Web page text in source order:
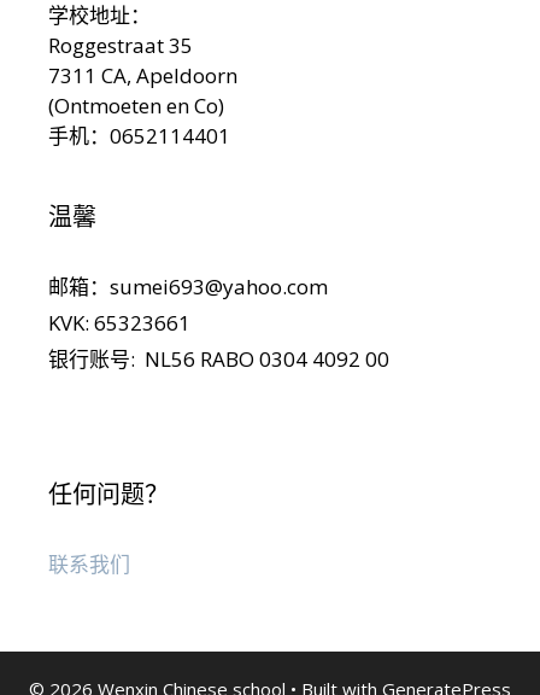
学校地址：
Roggestraat 35
7311 CA, Apeldoorn
(Ontmoeten en Co)
手机：0652114401
温馨
邮箱：sumei693@yahoo.com
KVK: 65323661
银行账号: NL56 RABO 0304 4092 00
任何问题？
联系我们
© 2026 Wenxin Chinese school • Built with GeneratePress